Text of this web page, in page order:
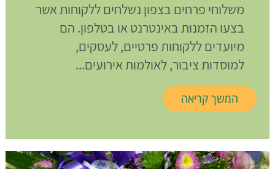
משלוחי פרחים בצפון נשלחים ללקוחות אשר
בצעו הזמנות באינטרנט או בטלפון. הם
מיועדים ללקוחות פרטיים, לעסקים,
למוסדות ציבור, לאולמות אירועים...
המשך קריאה